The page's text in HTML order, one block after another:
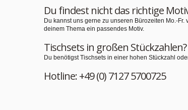
Du findest nicht das richtige
Du kannst uns gerne zu unseren Bürozeiten Mo.-Fr.
deinem Thema ein passendes Motiv.
Tischsets in großen Stückzahlen?
Du benötigst Tischsets in einer hohen Stückzahl
Hotline: +49 (0) 7127 5700725